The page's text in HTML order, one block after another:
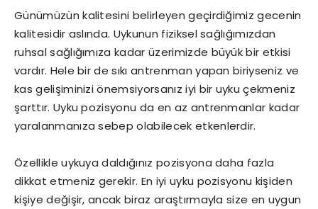
Günümüzün kalitesini belirleyen geçirdiğimiz gecenin
kalitesidir aslında. Uykunun fiziksel sağlığımızdan
ruhsal sağlığımıza kadar üzerimizde büyük bir etkisi
vardır. Hele bir de sıkı antrenman yapan biriyseniz ve
kas gelişiminizi önemsiyorsanız iyi bir uyku çekmeniz
şarttır. Uyku pozisyonu da en az antrenmanlar kadar
yaralanmanıza sebep olabilecek etkenlerdir.
Özellikle uykuya daldığınız pozisyona daha fazla
dikkat etmeniz gerekir. En iyi uyku pozisyonu kişiden
kişiye değişir, ancak biraz araştırmayla size en uygun